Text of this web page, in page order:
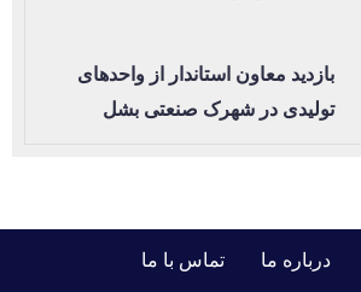
بازدید معاون استاندار از واحدهای
تولیدی در شهرک صنعتی بشل
درباره ما تماس با ما